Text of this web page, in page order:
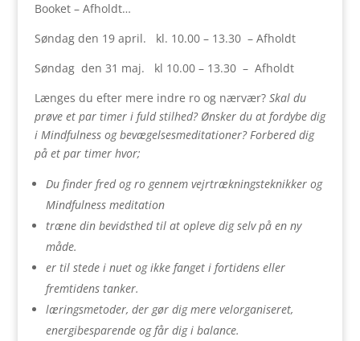
Booket – Afholdt…
Søndag den 19 april. kl. 10.00 – 13.30 – Afholdt
Søndag den 31 maj. kl 10.00 – 13.30 – Afholdt
Længes du efter mere indre ro og nærvær? Skal du
prøve et par timer i fuld stilhed? Ønsker du at fordybe dig
i Mindfulness og bevægelsesmeditationer?Forbered dig
på et par timer hvor;
Du finder fred og ro gennem vejrtrækningsteknikker og
Mindfulness meditation
træne din bevidsthed til at opleve dig selv på en ny
måde.
er til stede i nuet og ikke fanget i fortidens eller
fremtidens tanker.
læringsmetoder, der gør dig mere velorganiseret,
energibesparende og får dig i balance.